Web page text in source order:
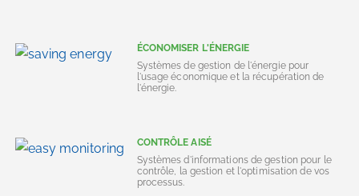
ÉCONOMISER L'ÉNERGIE
Systèmes de gestion de l'énergie pour
l'usage économique et la récupération de
l'énergie.
CONTRÔLE AISÉ
Systèmes d'informations de gestion pour le
contrôle, la gestion et l'optimisation de vos
processus.